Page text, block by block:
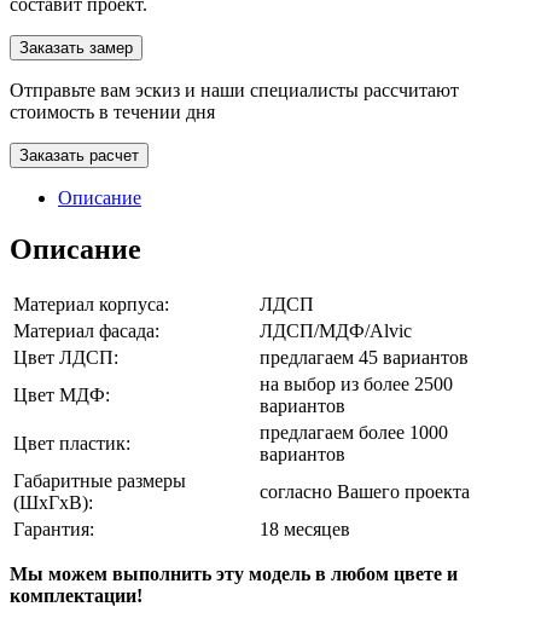
составит проект.
Заказать замер
Отправьте вам эскиз и наши специалисты рассчитают
стоимость в течении дня
Заказать расчет
Описание
Описание
Материал корпуса:
ЛДСП
Материал фасада:
ЛДСП/МДФ/Alvic
Цвет ЛДСП:
предлагаем 45 вариантов
Цвет МДФ:
на выбор из более 2500
вариантов
Цвет пластик:
предлагаем более 1000
вариантов
Габаритные размеры
(ШхГхВ):
согласно Вашего проекта
Гарантия:
18 месяцев
Мы можем выполнить эту модель в любом цвете и
комплектации!